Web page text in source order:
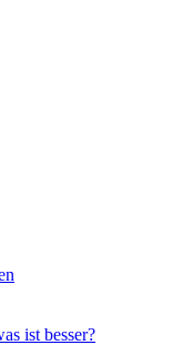
ist besser?